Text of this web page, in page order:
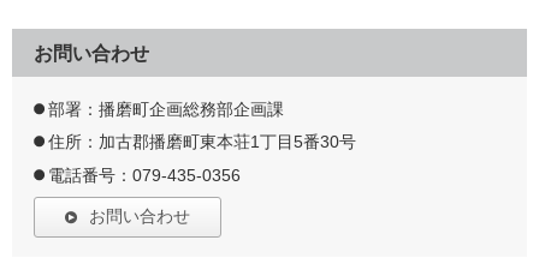
お問い合わせ
部署：播磨町企画総務部企画課
住所：加古郡播磨町東本荘1丁目5番30号
電話番号：079-435-0356
お問い合わせ